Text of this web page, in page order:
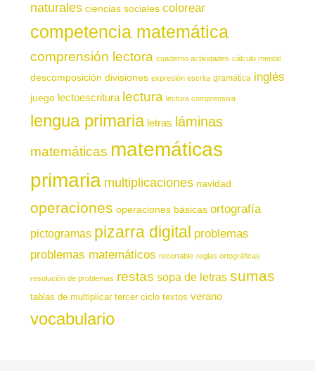
naturales ciencias sociales colorear
competencia matemática
comprensión lectora cuaderno actividades cálculo mental
descomposición divisiones expresión escrita gramática inglés
juego lectoescritura lectura lectura comprensiva
lengua primaria letras láminas
matemáticas matemáticas
primaria multiplicaciones navidad
operaciones operaciones básicas ortografía
pictogramas pizarra digital problemas
problemas matemáticos recortable reglas ortográficas
resolución de problemas restas sopa de letras sumas
tablas de multiplicar tercer ciclo textos verano
vocabulario